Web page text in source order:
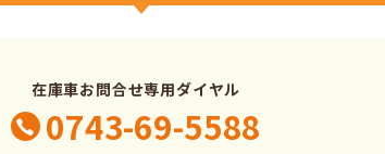
在庫車お問合せ専用ダイヤル
0743-69-5588